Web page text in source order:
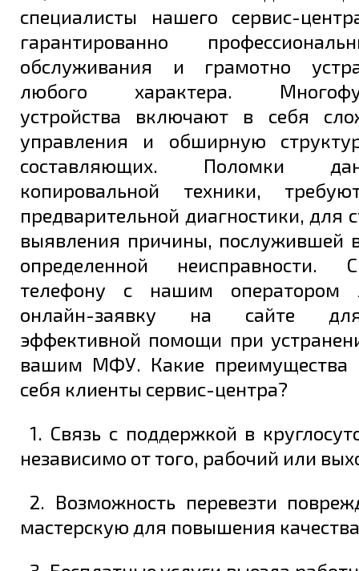
специалисты нашего сервис-
гарантированно
обслуживания и грамотно
любого характера.
устройства включают в себя
управления и обширную
составляющих. Поломки
копировальной техники,
предварительной диагностики, для
выявления причины, послужившей
определенной неисправности.
телефону с нашим оператором
онлайн-заявку на сайте
эффективной помощи при
вашим МФУ. Какие преимущества
себя клиенты сервис-центра?
1. Связь с поддержкой в
независимо от того, рабочий или
2. Возможность перевезти
мастерскую для повышения
Задать вопрос